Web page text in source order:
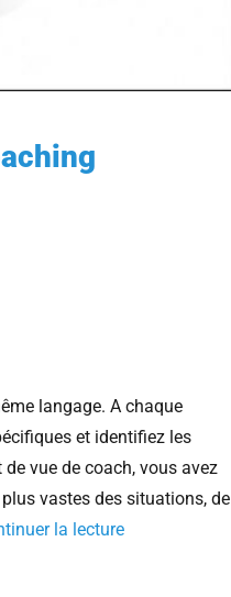
langage. A chaque
et identifiez les
vue de coach, vous avez
vastes des situations, de
la lecture